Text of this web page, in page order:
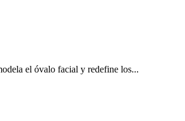
el óvalo facial y redefine los...